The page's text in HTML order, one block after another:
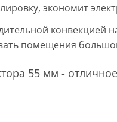
экономит
конвекцией
помещения
55 мм -